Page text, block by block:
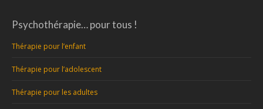
Psychothérapie… pour tous !
Thérapie pour l’enfant
Thérapie pour l’adolescent
Thérapie pour les adultes